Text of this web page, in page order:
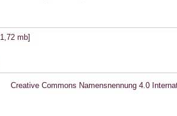
1,72 mb]
Creative Commons Namensnennung 4.0